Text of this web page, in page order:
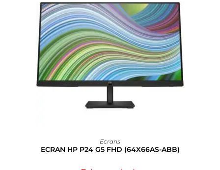
Ecrans
ECRAN HP P24 G5 FHD (64X66AS-ABB)